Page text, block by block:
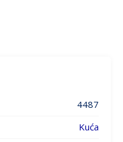
4487
Kuća